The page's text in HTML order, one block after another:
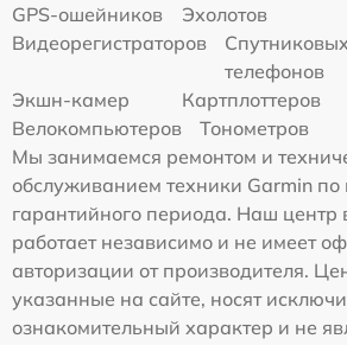
GPS-ошейников
Эхолотов
Видеорегистраторов
телефонов
Экшн-камер
Картплоттеров
Велокомпьютеров
Тонометров
Мы занимаемся ремонтом и
обслуживанием техники Garmin по
гарантийного периода. Наш центр
работает независимо и не имеет
авторизации от производителя.
указанные на сайте, носят
ознакомительный характер и не